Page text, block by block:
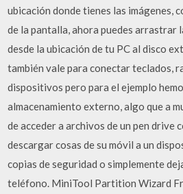
ubicación donde tienes las imágenes,
de la pantalla, ahora puedes arrastrar
desde la ubicación de tu PC al disco
también vale para conectar teclados,
dispositivos pero para el ejemplo
almacenamiento externo, algo que a
de acceder a archivos de un pen drive
descargar cosas de su móvil a un
copias de seguridad o simplemente
teléfono. MiniTool Partition Wizard